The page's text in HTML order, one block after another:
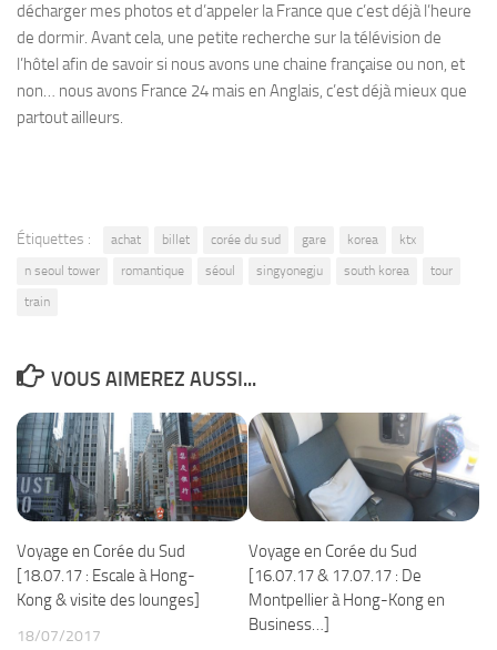
décharger mes photos et d’appeler la France que c’est déjà l’heure
de dormir. Avant cela, une petite recherche sur la télévision de
l’hôtel afin de savoir si nous avons une chaine française ou non, et
non… nous avons France 24 mais en Anglais, c’est déjà mieux que
partout ailleurs.
Étiquettes : achat billet corée du sud gare korea
ktx
n seoul tower
romantique séoul singyonegju south korea
tour
train
VOUS AIMEREZ AUSSI...
Voyage en Corée du Sud
[18.07.17 : Escale à Hong-
Kong & visite des lounges]
18/07/2017
Voyage en Corée du Sud
[16.07.17 & 17.07.17 : De
Montpellier à Hong-Kong en
Business…]